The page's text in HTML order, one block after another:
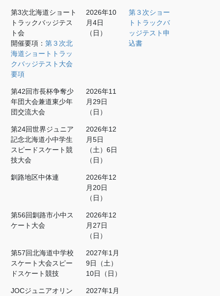
第3次北海道ショート
トラックバッジテス
ト会
開催要項： 第３次北
海道ショートトラッ
クバッジテスト大会
要項
2026年10
月4日
（日）
第３次ショー
トトラックバ
ッジテスト申
込書
第42回市長杯争奪少
年団大会兼道東少年
団交流大会
2026年11
月29日
（日）
第24回世界ジュニア
記念北海道小中学生
スピードスケート競
技大会
2026年12
月5日
（土）6日
（日）
釧路地区中体連
2026年12
月20日
（日）
第56回釧路市小中ス
ケート大会
2026年12
月27日
（日）
第57回北海道中学校
スケート大会スピー
ドスケート競技
2027年1月
9日（土）
10日（日）
JOCジュニアオリン
2027年1月